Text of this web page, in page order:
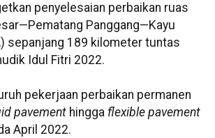
penyelesaian perbaikan ruas
Panggang—Kayu
sepanjang 189 kilometer tuntas
Idul Fitri 2022.
pekerjaan perbaikan permanen
pavement hingga flexible pavement
April 2022.